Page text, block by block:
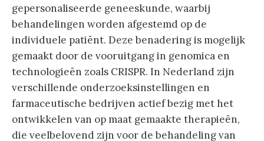
gepersonaliseerde geneeskunde, waarbij
behandelingen worden afgestemd op de
individuele patiënt. Deze benadering is mogelijk
gemaakt door de vooruitgang in genomica en
technologieën zoals CRISPR. In Nederland zijn
verschillende onderzoeksinstellingen en
farmaceutische bedrijven actief bezig met het
ontwikkelen van op maat gemaakte therapieën,
die veelbelovend zijn voor de behandeling van